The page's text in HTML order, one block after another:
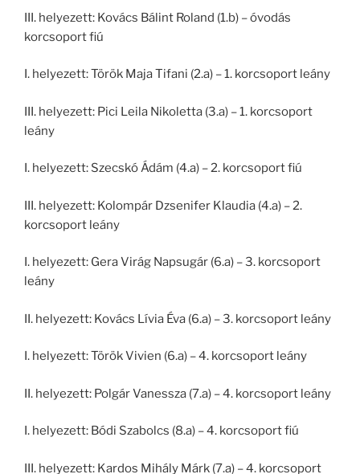
III. helyezett: Kovács Bálint Roland (1.b) – óvodás
korcsoport fiú
I. helyezett: Török Maja Tifani (2.a) – 1. korcsoport leány
III. helyezett: Pici Leila Nikoletta (3.a) – 1. korcsoport
leány
I. helyezett: Szecskó Ádám (4.a) – 2. korcsoport fiú
III. helyezett: Kolompár Dzsenifer Klaudia (4.a) – 2.
korcsoport leány
I. helyezett: Gera Virág Napsugár (6.a) – 3. korcsoport
leány
II. helyezett: Kovács Lívia Éva (6.a) – 3. korcsoport leány
I. helyezett: Török Vivien (6.a) – 4. korcsoport leány
II. helyezett: Polgár Vanessza (7.a) – 4. korcsoport leány
I. helyezett: Bódi Szabolcs (8.a) – 4. korcsoport fiú
III. helyezett: Kardos Mihály Márk (7.a) – 4. korcsoport